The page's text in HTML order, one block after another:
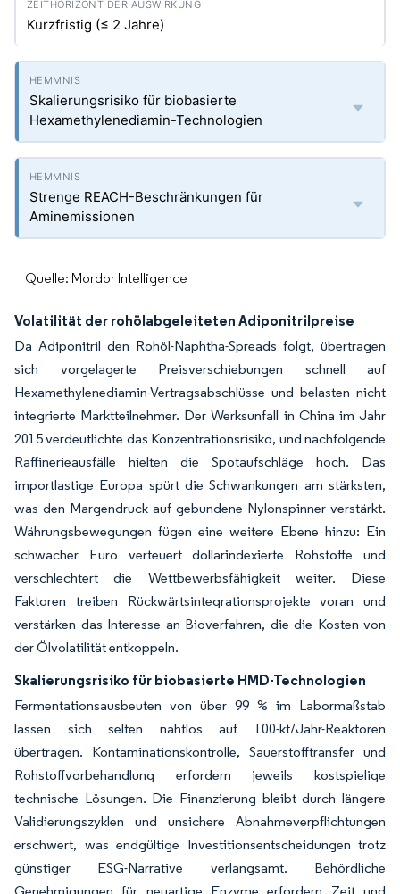
Kurzfristig (≤ 2 Jahre)
Skalierungsrisiko für biobasierte
Hexamethylenediamin-Technologien
Strenge REACH-Beschränkungen für
Aminemissionen
Quelle: Mordor Intelligence
Volatilität der rohölabgeleiteten Adiponitrilpreise
Da Adiponitril den Rohöl-Naphtha-Spreads folgt, übertragen
sich vorgelagerte Preisverschiebungen schnell auf
Hexamethylenediamin-Vertragsabschlüsse und belasten nicht
integrierte Marktteilnehmer. Der Werksunfall in China im Jahr
2015 verdeutlichte das Konzentrationsrisiko, und nachfolgende
Raffinerieausfälle hielten die Spotaufschläge hoch. Das
importlastige Europa spürt die Schwankungen am stärksten,
was den Margendruck auf gebundene Nylonspinner verstärkt.
Währungsbewegungen fügen eine weitere Ebene hinzu: Ein
schwacher Euro verteuert dollarindexierte Rohstoffe und
verschlechtert die Wettbewerbsfähigkeit weiter. Diese
Faktoren treiben Rückwärtsintegrationsprojekte voran und
verstärken das Interesse an Bioverfahren, die die Kosten von
der Ölvolatilität entkoppeln.
Skalierungsrisiko für biobasierte HMD-Technologien
Fermentationsausbeuten von über 99 % im Labormaßstab
lassen sich selten nahtlos auf 100-kt/Jahr-Reaktoren
übertragen. Kontaminationskontrolle, Sauerstofftransfer und
Rohstoffvorbehandlung erfordern jeweils kostspielige
technische Lösungen. Die Finanzierung bleibt durch längere
Validierungszyklen und unsichere Abnahmeverpflichtungen
erschwert, was endgültige Investitionsentscheidungen trotz
günstiger ESG-Narrative verlangsamt. Behördliche